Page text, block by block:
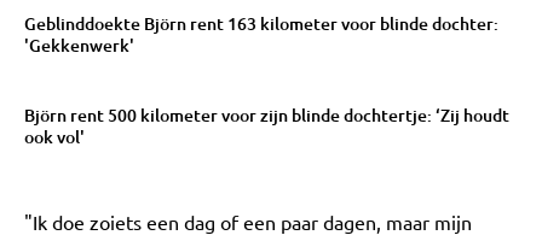
Geblinddoekte Björn rent 163 kilometer voor blinde dochter:
'Gekkenwerk'
Björn rent 500 kilometer voor zijn blinde dochtertje: ‘Zij houdt
ook vol'
"Ik doe zoiets een dag of een paar dagen, maar mijn